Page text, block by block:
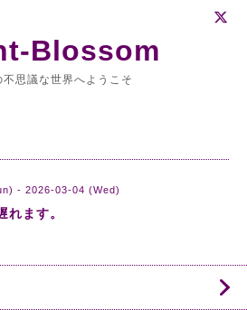
不思議な世界へようこそ
- 2026-03-04 (Wed)
れます。